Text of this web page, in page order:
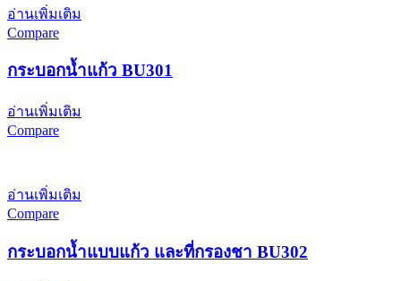
อ่านเพิ่มเติม
Compare
กระบอกน้ำแก้ว BU301
อ่านเพิ่มเติม
Compare
อ่านเพิ่มเติม
Compare
กระบอกน้ำแบบแก้ว และที่กรองชา BU302